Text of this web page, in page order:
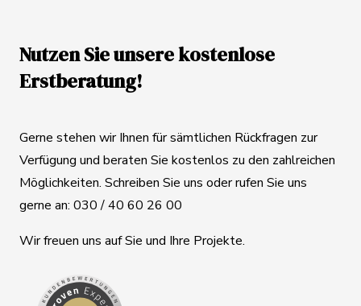
Nutzen Sie unsere kostenlose
Erstberatung!
Gerne stehen wir Ihnen für sämtlichen Rückfragen zur
Verfügung und beraten Sie kostenlos zu den zahlreichen
Möglichkeiten. Schreiben Sie uns oder rufen Sie uns
gerne an: 030 / 40 60 26 00
Wir freuen uns auf Sie und Ihre Projekte.